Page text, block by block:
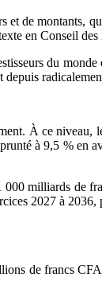
et de montants,
en Conseil des
du monde
À ce niveau,
à 9,5 % en
000 milliards de
2027 à 2036,
de francs